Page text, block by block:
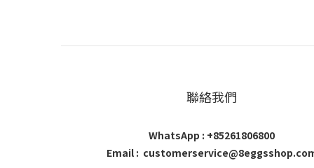
聯絡我們
WhatsApp : +85261806800
Email :